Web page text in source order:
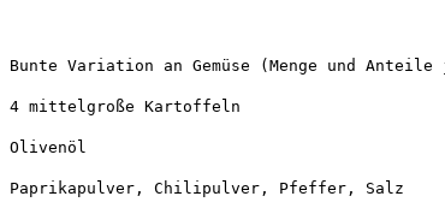
Bunte Variation an Gemüse (Menge und
4 mittelgroße Kartoffeln
Olivenöl
Paprikapulver, Chilipulver, Pfeffer, Salz